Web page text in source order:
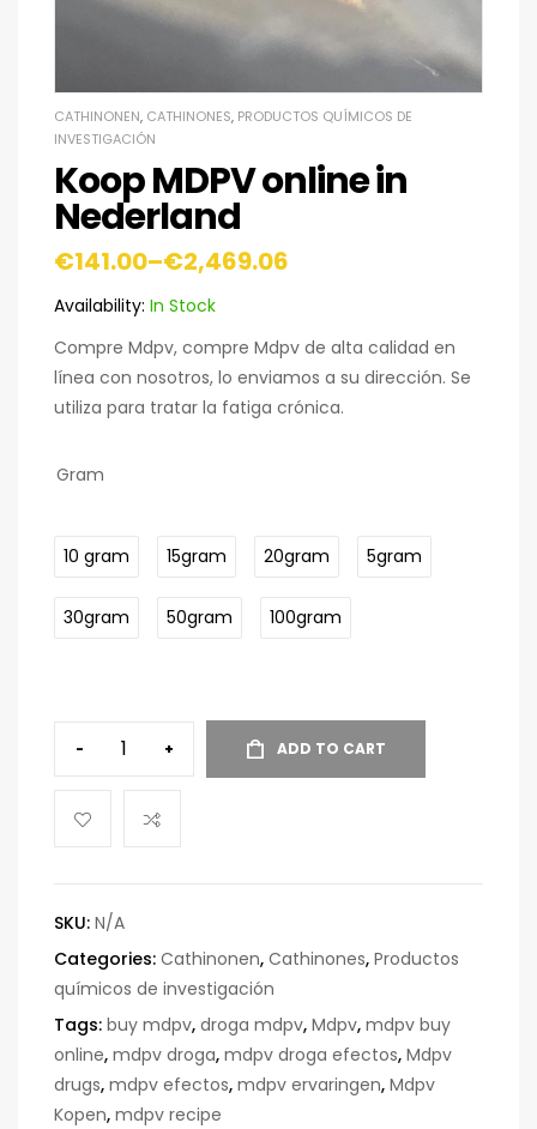
CATHINONEN, CATHINONES, PRODUCTOS QUÍMICOS DE
INVESTIGACIÓN
Koop MDPV online in
Nederland
€141.00–€2,469.06
Availability: In Stock
Compre Mdpv, compre Mdpv de alta calidad en
línea con nosotros, lo enviamos a su dirección. Se
utiliza para tratar la fatiga crónica.
Gram
10 gram 15gram 20gram 5gram
30gram 50gram 100gram
- + ADD TO CART
SKU: N/A
Categories: Cathinonen, Cathinones, Productos
químicos de investigación
Tags: buy mdpv, droga mdpv, Mdpv, mdpv buy
online, mdpv droga, mdpv droga efectos, Mdpv
drugs, mdpv efectos, mdpv ervaringen, Mdpv
Kopen, mdpv recipe